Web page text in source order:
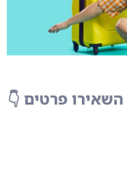
השאירו פרטים 👇